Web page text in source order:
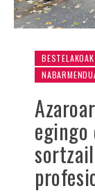
BESTELAKOAK
egingo